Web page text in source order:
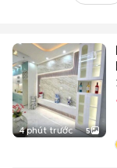
4 phút trước 5